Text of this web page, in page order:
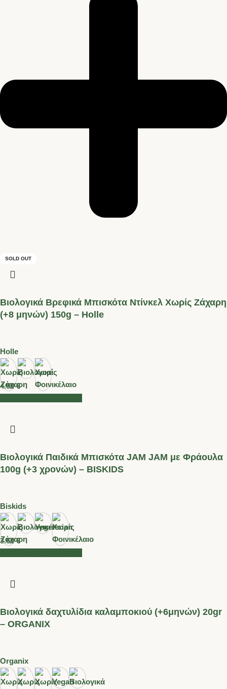
SOLD OUT
Βιολογικά Βρεφικά Μπισκότα Ντίνκελ Χωρίς Ζάχαρη
(+8 μηνών) 150g – Holle
Holle
4.90€
SOLD OUT
Βιολογικά Παιδικά Μπισκότα JAM JAM με Φράουλα
100g (+3 χρονών) – BISKIDS
Biskids
3.60€
Βιολογικά δαχτυλίδια καλαμποκιού (+6μηνών) 20gr
– ORGANIX
Organix